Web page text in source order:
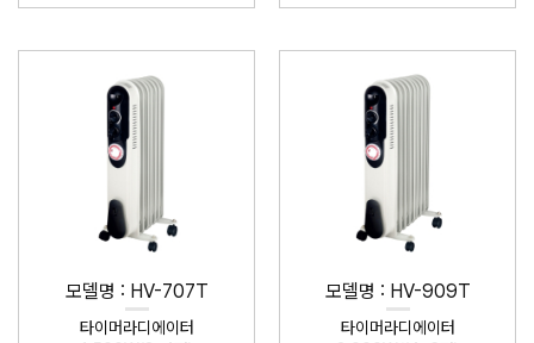
모델명 : HV-707T
타이머라디에이터
모델명 : HV-909T
타이머라디에이터